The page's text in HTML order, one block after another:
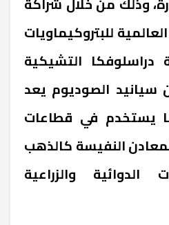
للبتروكيماويات
التشيكية
سيانيد الصوديوم يعد
يستخدم في قطاعات
النفيسة كالذهب
الدوائية والزراعية